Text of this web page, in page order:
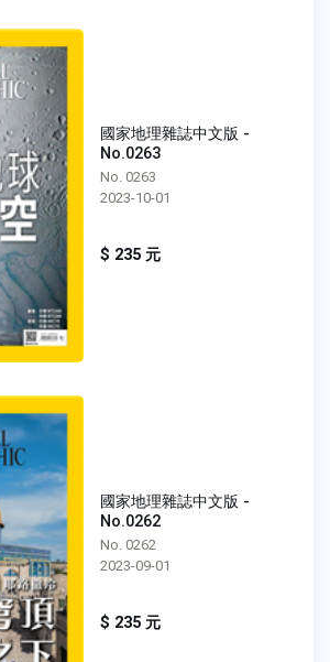
國家地理雜誌中文版 -
No.0263
No. 0263
2023-10-01
$ 235 元
國家地理雜誌中文版 -
No.0262
No. 0262
2023-09-01
$ 235 元